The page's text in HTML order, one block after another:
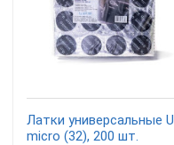
Латки универсальные U
micro (32), 200 шт.